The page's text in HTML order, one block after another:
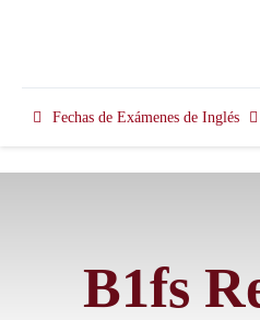
Fechas de Exámenes de Inglés
B1fs